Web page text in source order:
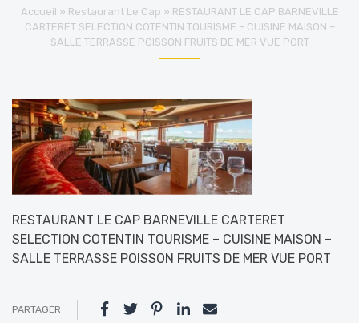
Accueil » Restaurant Le Cap » RESTAURANT LE CAP BARNEVILLE
CARTERET SELECTION COTENTIN TOURISME – CUISINE MAISON –
SALLE TERRASSE POISSON FRUITS DE MER VUE PORT
RESTAURANT LE CAP BARNEVILLE CARTERET
SELECTION COTENTIN TOURISME – CUISINE MAISON –
SALLE TERRASSE POISSON FRUITS DE MER VUE PORT
PARTAGER